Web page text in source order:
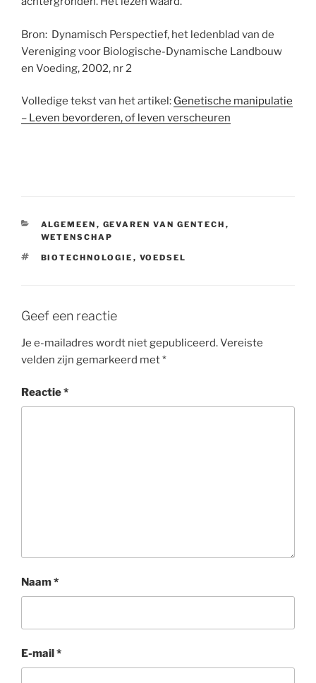
Bron: Dynamisch Perspectief, het ledenblad van de
Vereniging voor Biologische-Dynamische Landbouw
en Voeding, 2002, nr 2
Volledige tekst van het artikel: Genetische manipulatie
– Leven bevorderen, of leven verscheuren
CATEGORIEËN
ALGEMEEN , GEVAREN VAN GENTECH ,
WETENSCHAP
TAGS
BIOTECHNOLOGIE , VOEDSEL
Geef een reactie
Je e-mailadres wordt niet gepubliceerd.Vereiste
velden zijn gemarkeerd met*
Reactie*
Naam*
E-mail*